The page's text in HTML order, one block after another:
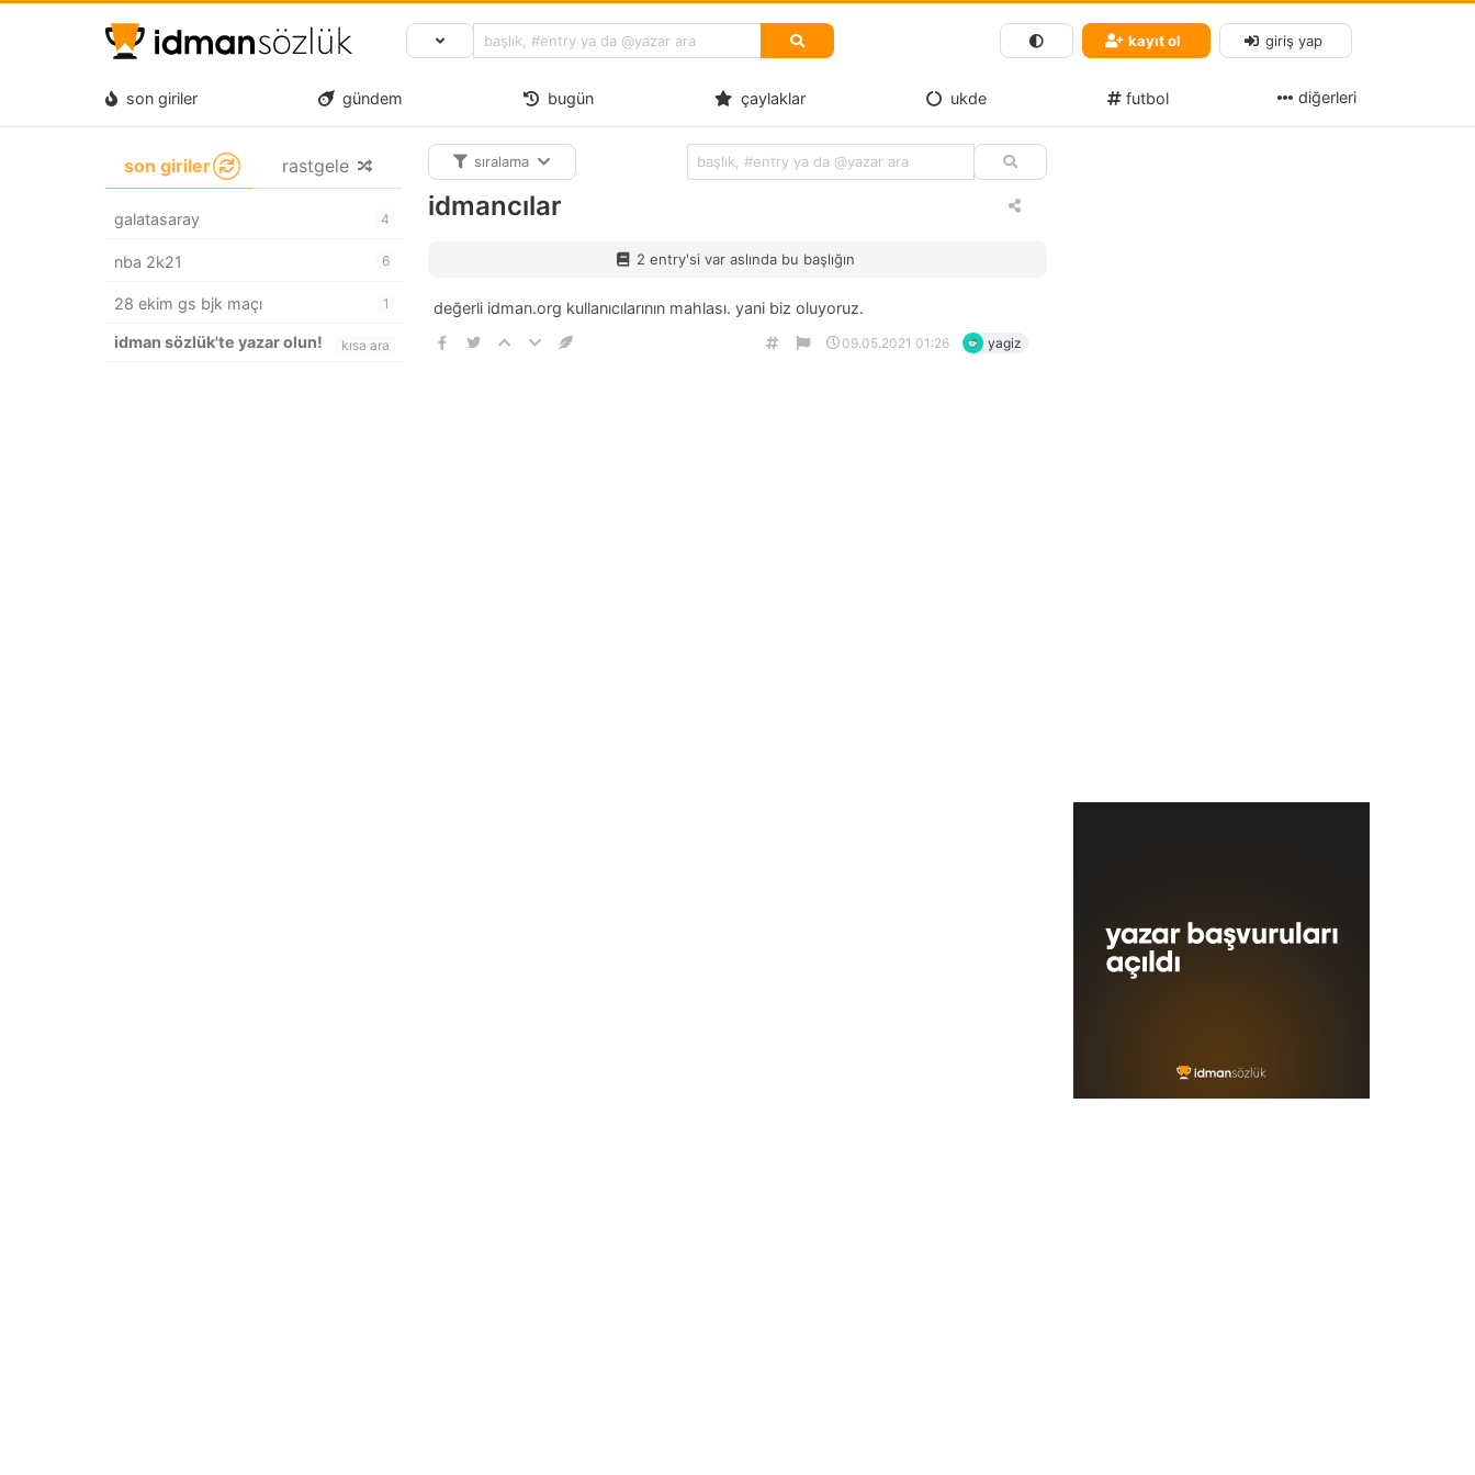
kayıt ol giriş yap
son giriler gündem bugün çaylaklar ukde futbol diğerleri
son giriler rastgele
galatasaray 4
nba 2k21 6
28 ekim gs bjk maçı 1
idman sözlük'te yazar olun! kısa ara
sıralama
idmancılar
2 entry'si var aslında bu başlığın
değerli idman.org kullanıcılarının mahlası. yani biz oluyoruz.
09.05.2021 01:26 yagiz